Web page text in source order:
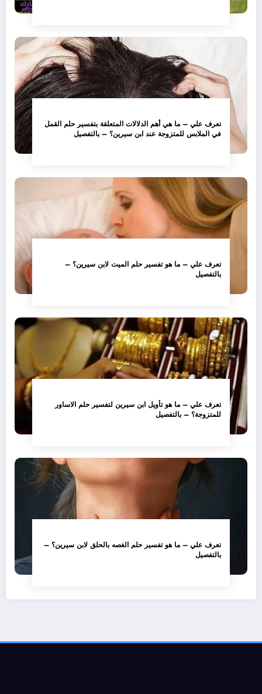
تعرف علي – ما هي أهم الدلالات المتعلقة بتفسير حلم القمل
في الملابس للمتزوجة عند ابن سيرين؟ – بالتفصيل
تعرف علي – ما هو تفسير حلم الميت لابن سيرين؟ –
بالتفصيل
تعرف علي – ما هو تأويل ابن سيرين لتفسير حلم الاساور
للمتزوجة؟ – بالتفصيل
تعرف علي – ما هو تفسير حلم الغصه بالحلق لابن سيرين؟ –
بالتفصيل